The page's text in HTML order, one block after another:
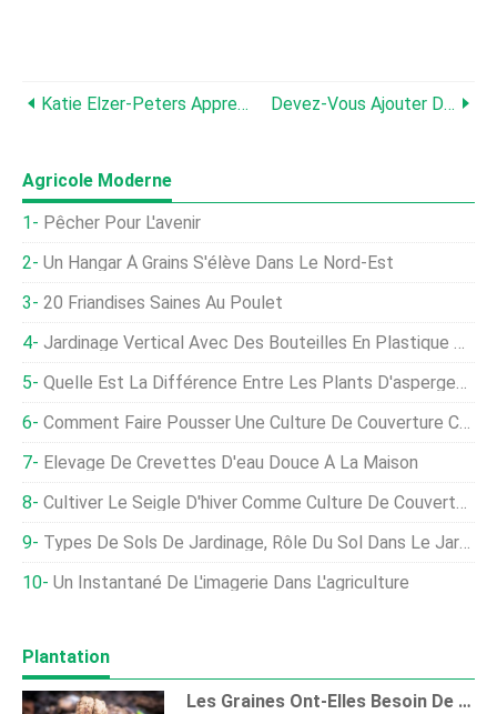
Katie Elzer-Peters Apprend À Manger Sans Gaspillage Devez-Vous Ajouter Du Houblon À Votre Propriété ?
Agricole Moderne
Pêcher Pour L'avenir
Un Hangar À Grains S'élève Dans Le Nord-Est
20 Friandises Saines Au Poulet
Jardinage Vertical Avec Des Bouteilles En Plastique Pour Les Nuls
Quelle Est La Différence Entre Les Plants D'asperges Mâles Et Femelles?
Comment Faire Pousser Une Culture De Couverture Cet Automne
Élevage De Crevettes D'eau Douce À La Maison
Cultiver Le Seigle D'hiver Comme Culture De Couverture De Jardin
Types De Sols De Jardinage, Rôle Du Sol Dans Le Jardin Potager
Un Instantané De L'imagerie Dans L'agriculture
Plantation
Les Graines Ont-Elles Besoin De Lumière Pour Germer Ou Non ?